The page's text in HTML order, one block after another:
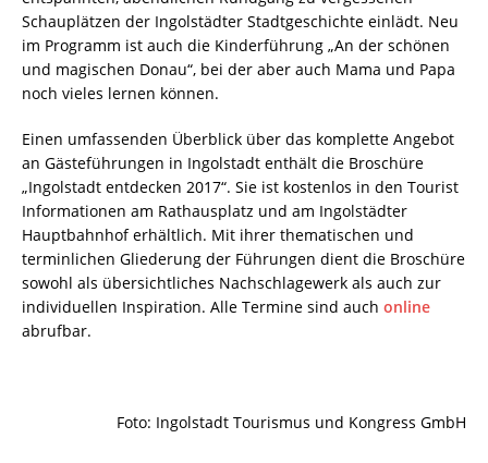
Schauplätzen der Ingolstädter Stadtgeschichte einlädt. Neu
im Programm ist auch die Kinderführung „An der schönen
und magischen Donau“, bei der aber auch Mama und Papa
noch vieles lernen können.
Einen umfassenden Überblick über das komplette Angebot
an Gästeführungen in Ingolstadt enthält die Broschüre
„Ingolstadt entdecken 2017“. Sie ist kostenlos in den Tourist
Informationen am Rathausplatz und am Ingolstädter
Hauptbahnhof erhältlich. Mit ihrer thematischen und
terminlichen Gliederung der Führungen dient die Broschüre
sowohl als übersichtliches Nachschlagewerk als auch zur
individuellen Inspiration. Alle Termine sind auch online
abrufbar.
Foto: Ingolstadt Tourismus und Kongress GmbH